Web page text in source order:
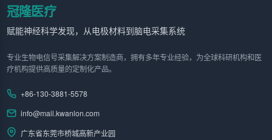
冠隆医疗
赋能神经科学发现，从电极材料到脑电采集系统
专业生物电信号采集解决方案制造商，拥有多年专业经验，为全球科研机构和医
疗机构提供高质量的定制化产品。
+86-130-3881-5578
info@mail.kwanlon.com
广东省东莞市桥城高新产业园